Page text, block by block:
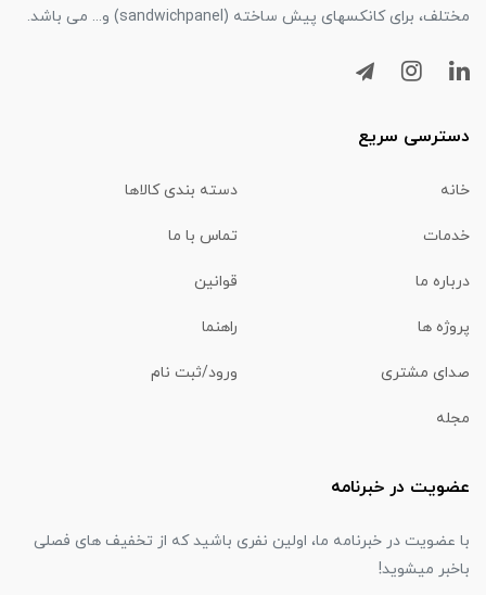
مختلف، برای کانکسهای پیش ساخته (sandwichpanel) و... می باشد.
دسترسی سریع
خانه دسته بندی کالاها
خدمات تماس با ما
درباره ما قوانین
پروژه ها راهنما
صدای مشتری ورود/ثبت نام
مجله
عضویت در خبرنامه
با عضویت در خبرنامه ما، اولین نفری باشید که از تخفیف های فصلی
باخبر میشوید!